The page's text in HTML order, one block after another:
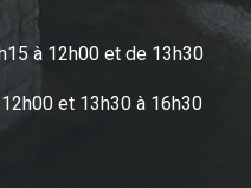
à 12h00 et de 13h30
et 13h30 à 16h30